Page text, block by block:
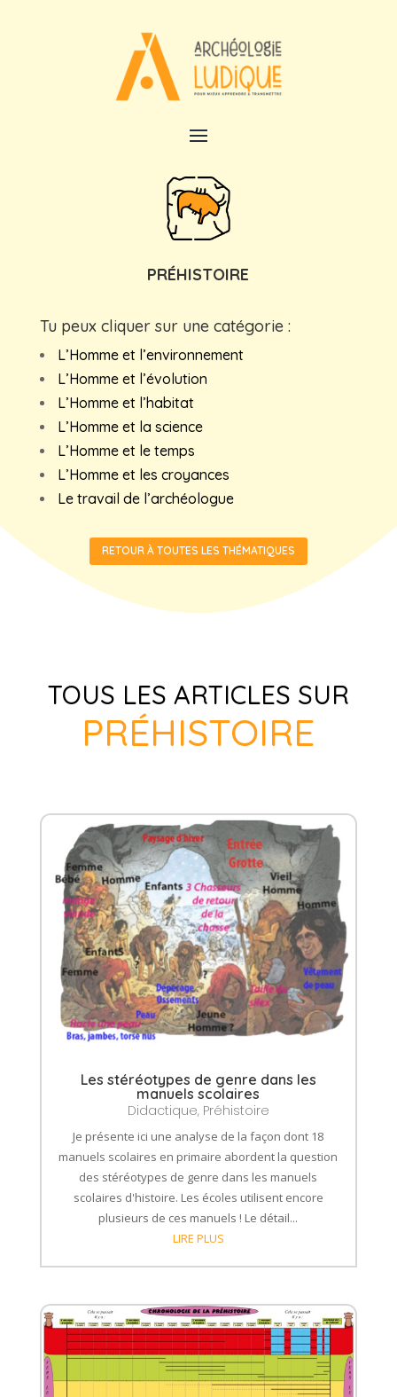
PRÉHISTOIRE
Tu peux cliquer sur une catégorie :
L’Homme et l’environnement
L’Homme et l’évolution
L’Homme et l’habitat
L’Homme et la science
L’Homme et le temps
L’Homme et les croyances
Le travail de l’archéologue
RETOUR À TOUTES LES THÉMATIQUES
TOUS LES ARTICLES SUR
PRÉHISTOIRE
Les stéréotypes de genre dans les
manuels scolaires
Didactique, Préhistoire
Je présente ici une analyse de la façon dont 18
manuels scolaires en primaire abordent la question
des stéréotypes de genre dans les manuels
scolaires d'histoire. Les écoles utilisent encore
plusieurs de ces manuels ! Le détail...
LIRE PLUS